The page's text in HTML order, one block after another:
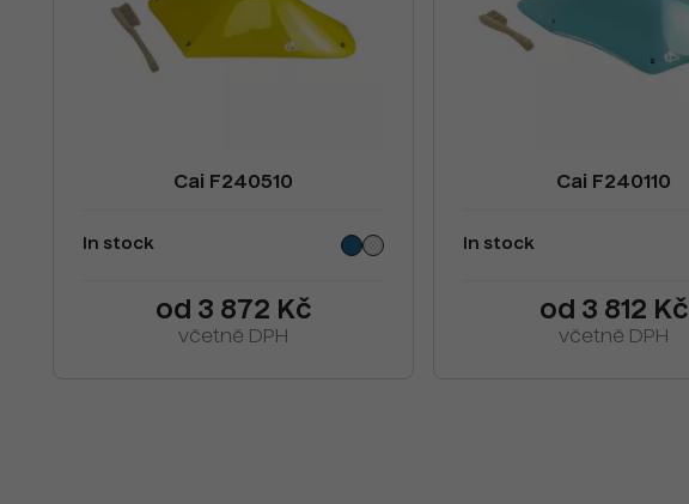
Cai F240510
In stock
od 3 872 Kč
včetně DPH
Cai F240110
In stock
od 3 812 Kč
včetně DPH